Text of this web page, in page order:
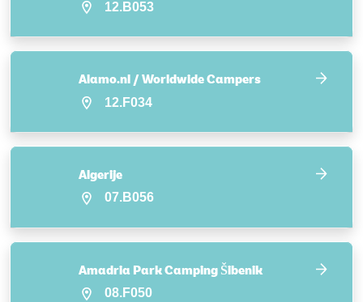
12.B053
Alamo.nl / Worldwide Campers
12.F034
Algerije
07.B056
Amadria Park Camping Šibenik
08.F050